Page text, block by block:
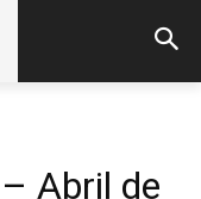
Abril de